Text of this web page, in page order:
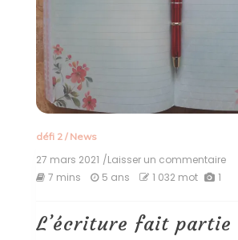
défi 2/ News
27 mars 2021 /Laisser un commentaireon
7 mins 5 ans 1 032 mot 1
L’écriture fait partie